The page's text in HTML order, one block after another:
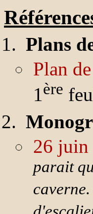
Plans
Plan
1ère
26 juin
parait